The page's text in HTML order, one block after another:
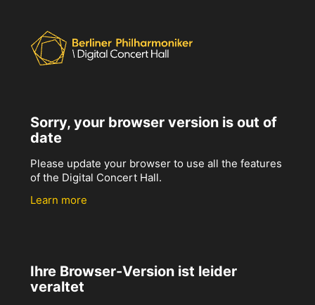
Sorry, your browser version is out of
date
Please update your browser to use all the features
of the Digital Concert Hall.
Learn more
Ihre Browser-Version ist leider
veraltet